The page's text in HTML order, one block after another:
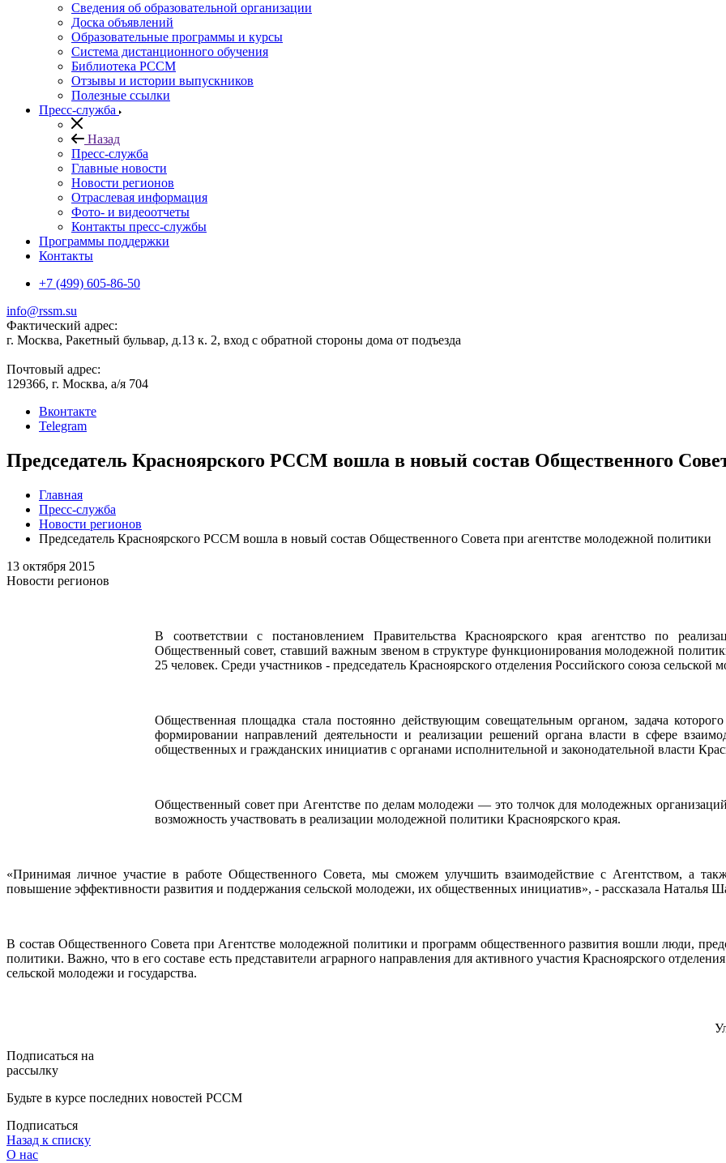
Сведения об образовательной организации
Доска объявлений
Образовательные программы и курсы
Система дистанционного обучения
Библиотека РССМ
Отзывы и истории выпускников
Полезные ссылки
Пресс-служба
Назад
Пресс-служба
Главные новости
Новости регионов
Отраслевая информация
Фото- и видеоотчеты
Контакты пресс-службы
Программы поддержки
Контакты
+7 (499) 605-86-50
info@rssm.su
Фактический адрес:
г. Москва, Ракетный бульвар, д.13 к. 2, вход с обратной стороны дома от подъезда
Почтовый адрес:
129366, г. Москва, а/я 704
Вконтакте
Telegram
Председатель Красноярского РССМ вошла в новый состав Общественного
Главная
Пресс-служба
Новости регионов
Председатель Красноярского РССМ вошла в новый состав Общественного Совета при агентстве молодежной политики
13 октября 2015
Новости регионов
В соответствии с постановлением Правительства Красноярского края агентство по
Общественный совет, ставший важным звеном в структуре функционирования молодежной
25 человек. Среди участников - председатель Красноярского отделения Российского союза
Общественная площадка стала постоянно действующим совещательным органом, задача
формировании направлений деятельности и реализации решений органа власти в сфере
общественных и гражданских инициатив с органами исполнительной и законодательной власти
Общественный совет при Агентстве по делам молодежи — это толчок для молодежных
возможность участвовать в реализации молодежной политики Красноярского края.
«Принимая личное участие в работе Общественного Совета, мы сможем улучшить взаимодействие с Агентством, а
повышение эффективности развития и поддержания сельской молодежи, их общественных инициатив», - рассказала Наталья
В состав Общественного Совета при Агентстве молодежной политики и программ общественного развития вошли люди,
политики. Важно, что в его составе есть представители аграрного направления для активного участия Красноярского
сельской молодежи и государства.
Подписаться на
рассылку
Будьте в курсе последних новостей РССМ
Подписаться
Назад к списку
О нас